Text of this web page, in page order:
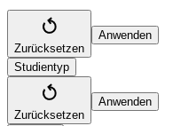
Zurücksetzen
Anwenden
Studientyp
Zurücksetzen
Anwenden